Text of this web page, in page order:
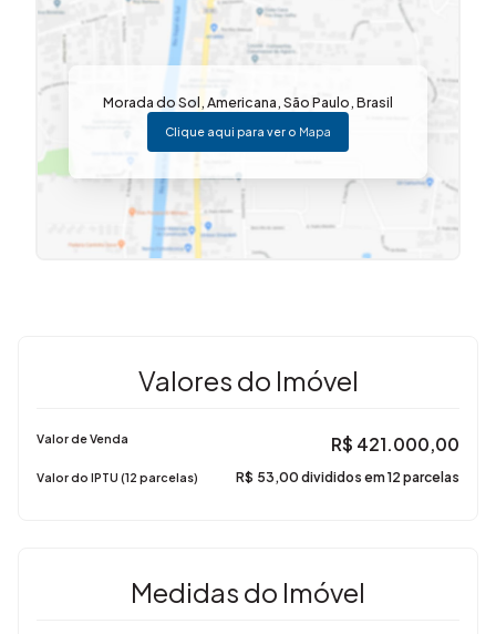
Morada do Sol,Americana,São Paulo,Brasil
Clique aqui para ver o Mapa
Valores do Imóvel
R$ 421.000,00
Valor de Venda
Valor do IPTU (12 parcelas) R$ 53,00 divididos em 12 parcelas
Medidas do Imóvel